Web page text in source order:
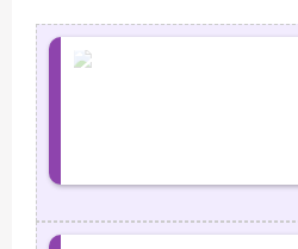
Programmes officiels
Orientation